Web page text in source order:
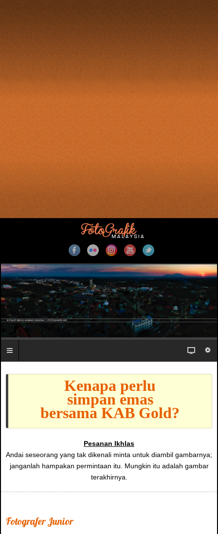
Kenapa perlu
simpan emas
bersama KAB Gold?
Pesanan Ikhlas
Andai seseorang yang tak dikenali minta untuk diambil gambarnya;
janganlah hampakan permintaan itu. Mungkin itu adalah gambar
terakhirnya.
Fotografer Junior